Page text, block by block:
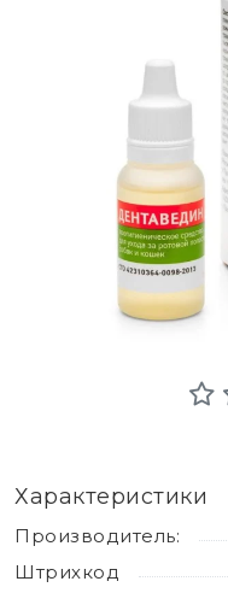
Характеристики
Производитель:
Штрихкод